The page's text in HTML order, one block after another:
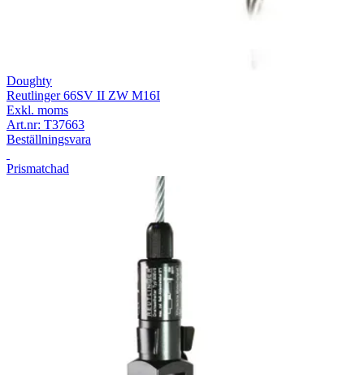
Doughty
Reutlinger 66SV II ZW M16I
Exkl. moms
Art.nr: T37663
Beställningsvara
Prismatchad